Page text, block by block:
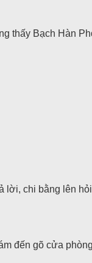
thấy Bạch Hàn
lời, chi bằng lên
đến gõ cửa